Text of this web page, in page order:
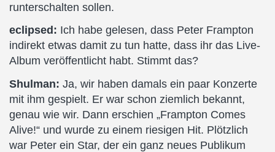
runterschalten sollen.
eclipsed: Ich habe gelesen, dass Peter Frampton
indirekt etwas damit zu tun hatte, dass ihr das Live-
Album veröffentlicht habt. Stimmt das?
Shulman: Ja, wir haben damals ein paar Konzerte
mit ihm gespielt. Er war schon ziemlich bekannt,
genau wie wir. Dann erschien „Frampton Comes
Alive!“ und wurde zu einem riesigen Hit. Plötzlich
war Peter ein Star, der ein ganz neues Publikum